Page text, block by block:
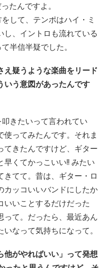
たんですよ。
して、テンポはハイ・ミ
し、イントロも流れている
半信半疑でした。
え疑うような楽曲をリード
いう意図があったんです
きたいって言われてい
ってみたんです。それま
てきたんですけど、ギター
早くてかっこいい!! みたい
てて。昔は、ギター・ロ
カッコいいバンドにしたか
いいことするだけだった
って。だったら、最近あん
なって気持ちになって。
他がやればいい」って発想